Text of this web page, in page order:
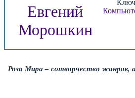
Евгений
Морошкин
Роза Мира – сотворчество жанров,